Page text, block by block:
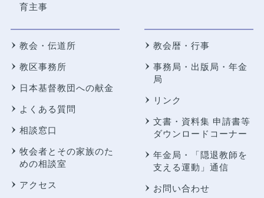
育主事
教会・伝道所
教区事務所
日本基督教団への献金
よくある質問
相談窓口
牧会者とその家族のた
めの相談室
アクセス
教会暦・行事
事務局・出版局・年金
局
リンク
文書・資料集 申請書等
ダウンロードコーナー
年金局・
「隠退教師を
支える運動」通信
お問い合わせ